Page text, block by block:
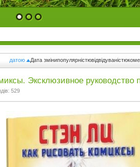
1 2 3
датою Дата змінипопулярністювідвідуваністю
Эксклюзивное руководство
529